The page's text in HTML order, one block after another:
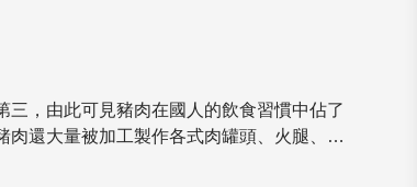
三，由此可見豬肉在國人的飲食習慣中佔了
肉還大量被加工製作各式肉罐頭、火腿、香